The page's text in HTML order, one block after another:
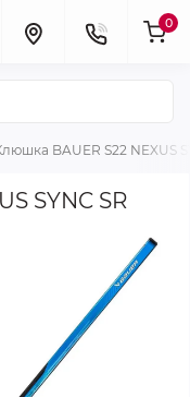
0
BAUER S22 NEXUS
SYNC SR